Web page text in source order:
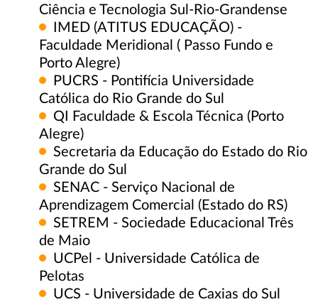
Ciência e Tecnologia Sul-Rio-Grandense
IMED (ATITUS EDUCAÇÃO) -
Faculdade Meridional ( Passo Fundo e
Porto Alegre)
PUCRS - Pontifícia Universidade
Católica do Rio Grande do Sul
QI Faculdade & Escola Técnica (Porto
Alegre)
Secretaria da Educação do Estado do Rio
Grande do Sul
SENAC - Serviço Nacional de
Aprendizagem Comercial (Estado do RS)
SETREM - Sociedade Educacional Três
de Maio
UCPel - Universidade Católica de
Pelotas
UCS - Universidade de Caxias do Sul